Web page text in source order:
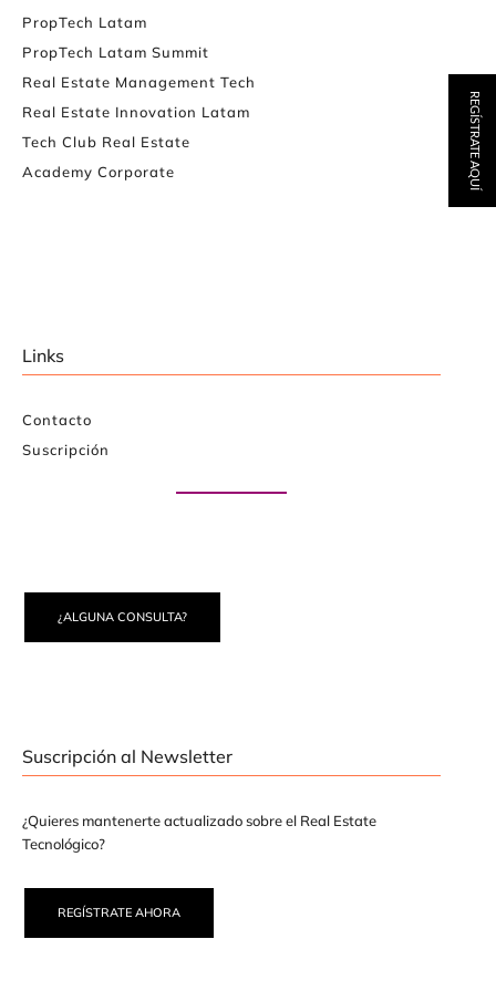
PropTech Latam
PropTech Latam Summit
Real Estate Management Tech
Real Estate Innovation Latam
Tech Club Real Estate
Academy Corporate
Links
Contacto
Suscripción
¿ALGUNA CONSULTA?
Suscripción al Newsletter
¿Quieres mantenerte actualizado sobre el Real Estate
Tecnológico?
REGÍSTRATE AHORA
REGÍSTRATE AQUÍ